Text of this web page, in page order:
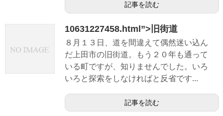
記事を読む
10631227458.html”>旧街道
８月１３日、道を間違えて偶然迷い込ん
だ上田市の旧街道。もう２０年も通って
いる町ですが、知りませんでした。いろ
いろと探索をしなければと反省です...
記事を読む